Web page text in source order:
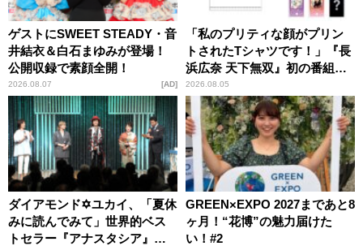
ゲストにSWEET STEADY・音
井結衣＆白石まゆみが登場！
公開収録で素顔全開！
2026.08.07 AD
「私のプリティな顔がプリン
トされたTシャツです！」『長
浜広奈 天下無双』初の番組グ
ッズ発売
2026.08.05
ダイアモンド✡ユカイ、「夏休
みに読んでみて」世界的ベス
トセラー『アナスタシア』を
GREEN×EXPO 2027まであと8
ヶ月！“花博”の魅力届けた
い！#2